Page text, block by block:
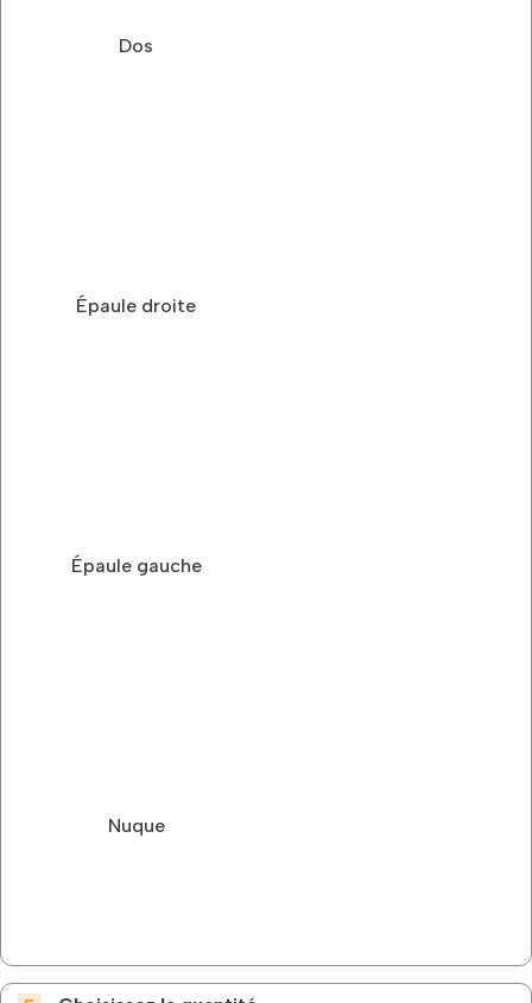
Dos
Épaule droite
Épaule gauche
Nuque